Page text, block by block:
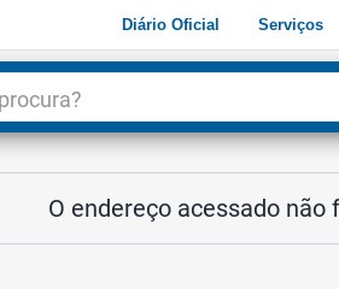
Diário Oficial Serviços
O endereço acessado não